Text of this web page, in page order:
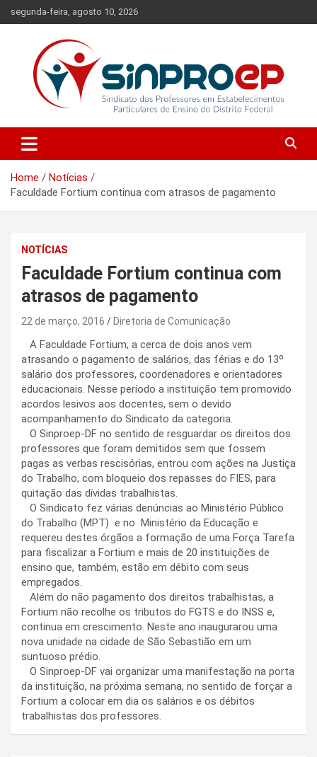
to
segunda-feira, agosto 10, 2026
Sinproep-DF
Ensino do Distrito Federal
Home
Notícias
Faculdade Fortium continua com atrasos de pagamento
NOTÍCIAS
Faculdade Fortium continua com
atrasos de pagamento
22 de março, 2016 Diretoria de Comunicação
A Faculdade Fortium, a cerca de dois anos vem
atrasando o pagamento de salários, das férias e do 13º
salário dos professores, coordenadores e orientadores
educacionais. Nesse período a instituição tem promovido
acordos lesivos aos docentes, sem o devido
acompanhamento do Sindicato da categoria.
O Sinproep-DF no sentido de resguardar os direitos dos
professores que foram demitidos sem que fossem
pagas as verbas rescisórias, entrou com ações na Justiça
do Trabalho, com bloqueio dos repasses do FIES, para
quitação das dívidas trabalhistas.
O Sindicato fez várias denúncias ao Ministério Público
do Trabalho (MPT) e no Ministério da Educação e
requereu destes órgãos a formação de uma Força Tarefa
para fiscalizar a Fortium e mais de 20 instituições de
ensino que, também, estão em débito com seus
empregados.
Além do não pagamento dos direitos trabalhistas, a
Fortium não recolhe os tributos do FGTS e do INSS e,
continua em crescimento. Neste ano inaugurarou uma
nova unidade na cidade de São Sebastião em um
suntuoso prédio.
O Sinproep-DF vai organizar uma manifestação na porta
da instituição, na próxima semana, no sentido de forçar a
Fortium a colocar em dia os salários e os débitos
trabalhistas dos professores.